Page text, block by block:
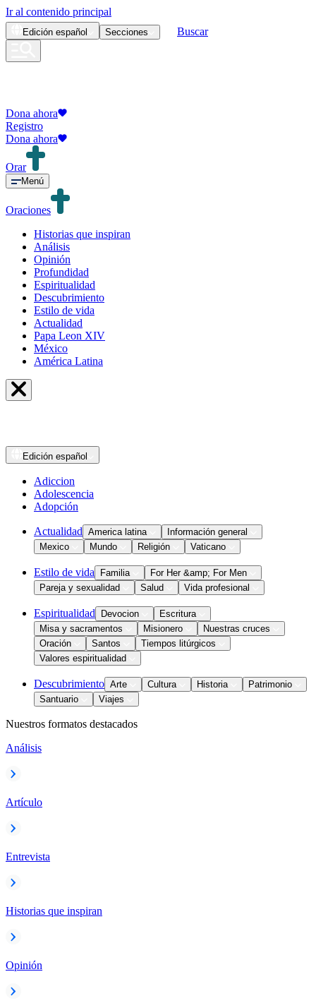
Ir al contenido principal
Edición español Secciones Buscar
Dona ahora
Registro
Dona ahora
Orar
Menú
Oraciones
Historias que inspiran
Análisis
Opinión
Profundidad
Espiritualidad
Descubrimiento
Estilo de vida
Actualidad
Papa Leon XIV
México
América Latina
Edición español
Adiccion
Adolescencia
Adopción
Actualidad America latina
Información general
Mexico
Mundo Religión Vaticano
Estilo de vida Familia
For Her &amp; For Men
Pareja y sexualidad
Salud Vida profesional
Espiritualidad Devocion
Escritura
Misa y sacramentos
Misionero
Nuestras cruces
Oración
Santos
Tiempos litúrgicos
Valores espiritualidad
Descubrimiento Arte Cultura Historia
Patrimonio
Santuario
Viajes
Nuestros formatos destacados
Análisis
Artículo
Entrevista
Historias que inspiran
Opinión